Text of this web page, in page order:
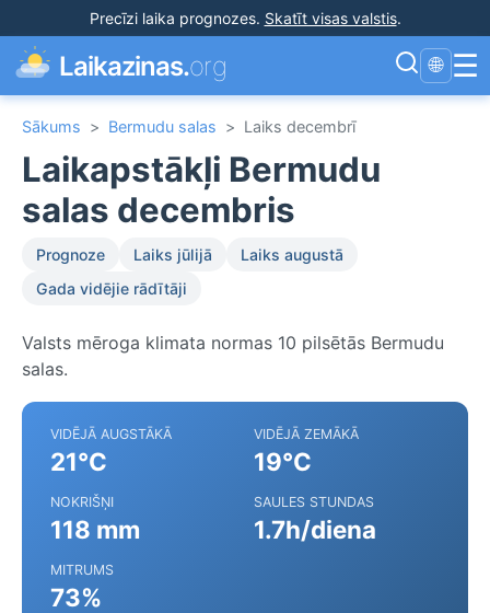
Precīzi laika prognozes. Skatīt visas valstis.
Laikazinas.org 🌐 ☰
Sākums > Bermudu salas > Laiks decembrī
Laikapstākļi Bermudu
salas decembris
Prognoze Laiks jūlijā
Laiks augustā
Gada vidējie rādītāji
Valsts mēroga klimata normas 10 pilsētās Bermudu
salas.
VIDĒJĀ AUGSTĀKĀ
21°C
VIDĒJĀ ZEMĀKĀ
19°C
NOKRIŠŅI
118 mm
SAULES STUNDAS
1.7h/diena
MITRUMS
73%